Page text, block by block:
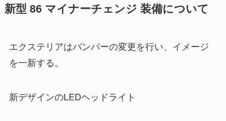
新型 86 マイナーチェンジ 装備について
エクステリアはバンパーの変更を行い、イメージ
を一新する。
新デザインのLEDヘッドライト